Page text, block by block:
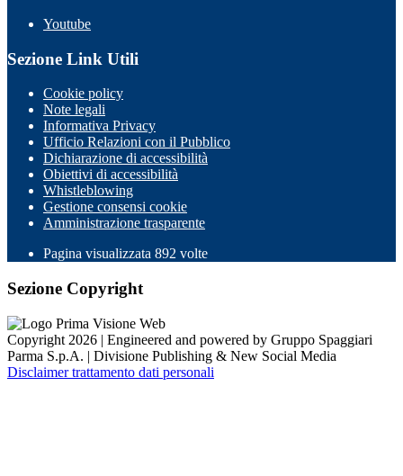
Youtube
Sezione Link Utili
Cookie policy
Note legali
Informativa Privacy
Ufficio Relazioni con il Pubblico
Dichiarazione di accessibilità
Obiettivi di accessibilità
Whistleblowing
Gestione consensi cookie
Amministrazione trasparente
Pagina visualizzata 892 volte
Sezione Copyright
Copyright 2026 | Engineered and powered by Gruppo Spaggiari
Parma S.p.A. | Divisione Publishing & New Social Media
Disclaimer trattamento dati personali